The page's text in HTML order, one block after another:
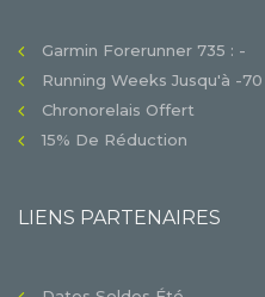
Garmin Forerunner 735 : -
Running Weeks Jusqu'à -70
Chronorelais Offert
15% De Réduction
LIENS PARTENAIRES